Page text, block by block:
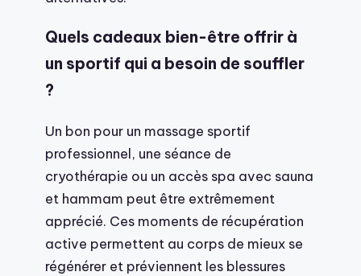
Quels cadeaux bien-être offrir à
un sportif qui a besoin de souffler
?
Un bon pour un massage sportif
professionnel, une séance de
cryothérapie ou un accès spa avec sauna
et hammam peut être extrêmement
apprécié. Ces moments de récupération
active permettent au corps de mieux se
régénérer et préviennent les blessures